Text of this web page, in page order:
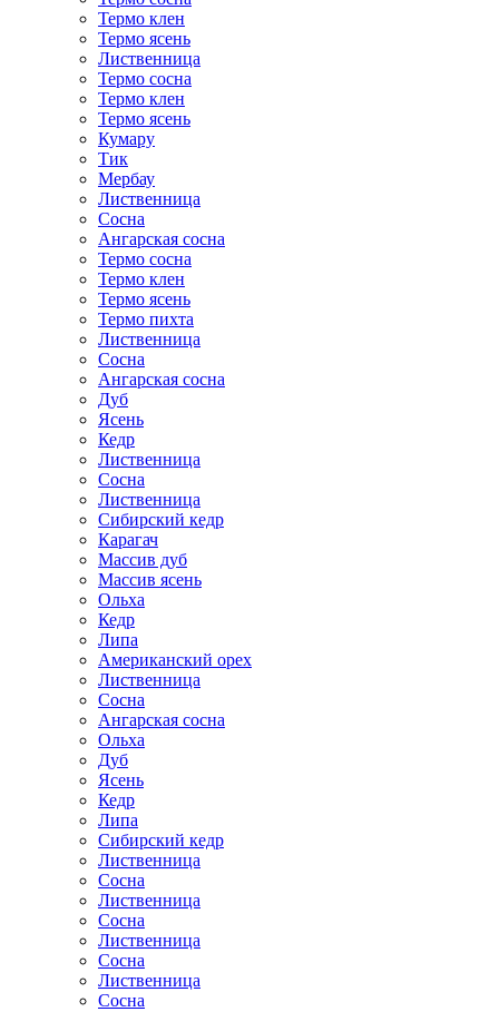
Термо клен
Термо ясень
Лиственница
Термо сосна
Термо клен
Термо ясень
Кумару
Тик
Мербау
Лиственница
Сосна
Ангарская сосна
Термо сосна
Термо клен
Термо ясень
Термо пихта
Лиственница
Сосна
Ангарская сосна
Дуб
Ясень
Кедр
Лиственница
Сосна
Лиственница
Сибирский кедр
Карагач
Массив дуб
Массив ясень
Ольха
Кедр
Липа
Американский орех
Лиственница
Сосна
Ангарская сосна
Ольха
Дуб
Ясень
Кедр
Липа
Сибирский кедр
Лиственница
Сосна
Лиственница
Сосна
Лиственница
Сосна
Лиственница
Сосна